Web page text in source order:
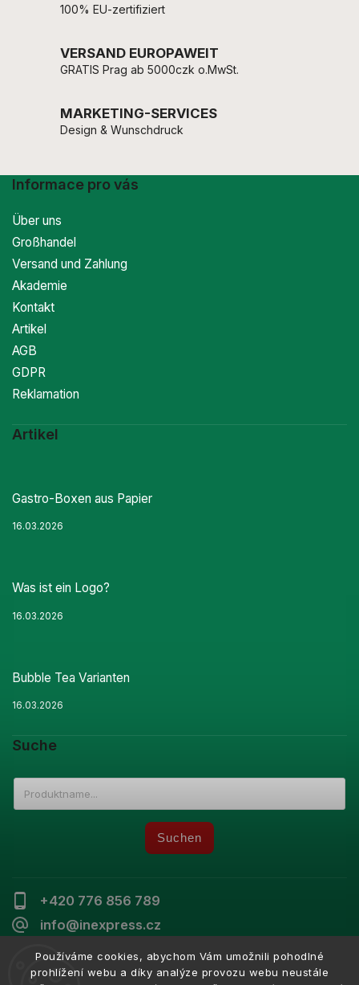
Používáme cookies, abychom Vám umožnili pohodlné
prohlížení webu a díky analýze provozu webu neustále
100% EU-zertifiziert
VERSAND EUROPAWEIT
GRATIS Prag ab 5000czk o.MwSt.
MARKETING-SERVICES
Design & Wunschdruck
+420 776 856 789
info@inexpress.cz
Informace pro vás
Über uns
Großhandel
Versand und Zahlung
Akademie
Kontakt
Artikel
AGB
GDPR
Reklamation
Artikel
Gastro-Boxen aus Papier
16.03.2026
Was ist ein Logo?
16.03.2026
Bubble Tea Varianten
16.03.2026
Suche
Suchen